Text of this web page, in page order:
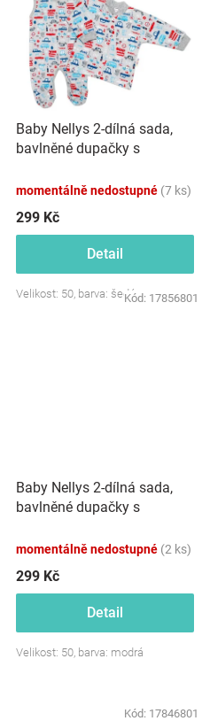
Hračkářství
Přihlášení
Baby Nellys 2-dílná sada,
bavlněné dupačky s
momentálně nedostupné (7 ks)
299 Kč
Detail
Velikost: 50, barva: šedáKód: 17856801
Baby Nellys 2-dílná sada,
bavlněné dupačky s
momentálně nedostupné (2 ks)
299 Kč
Detail
Velikost: 50, barva: modrá
Kód: 17846801